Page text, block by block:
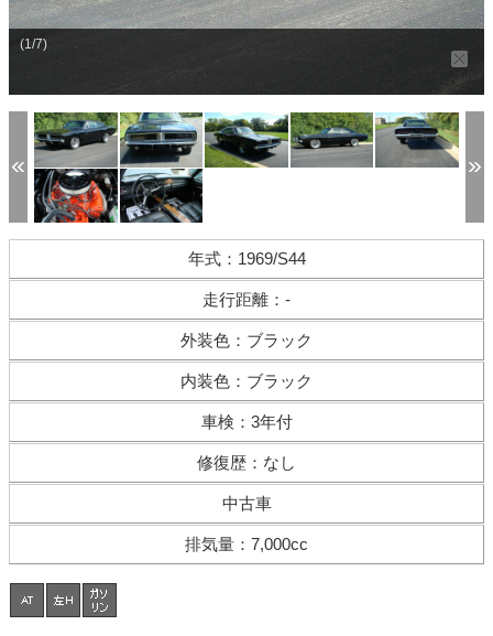
(1/7)
年式： 1969/S44
走行距離 ： -
外装色 ： ブラック
内装色 ： ブラック
車検 ： 3年付
修復歴 ： なし
中古車
排気量 ： 7,000cc